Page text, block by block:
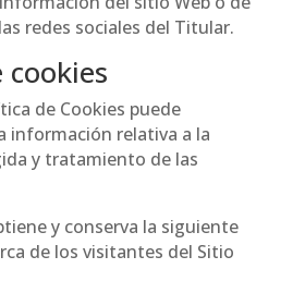
redes sociales del Titular.
de Cookies puede
información relativa a la
y tratamiento de las
y conserva la siguiente
de los visitantes del Sitio